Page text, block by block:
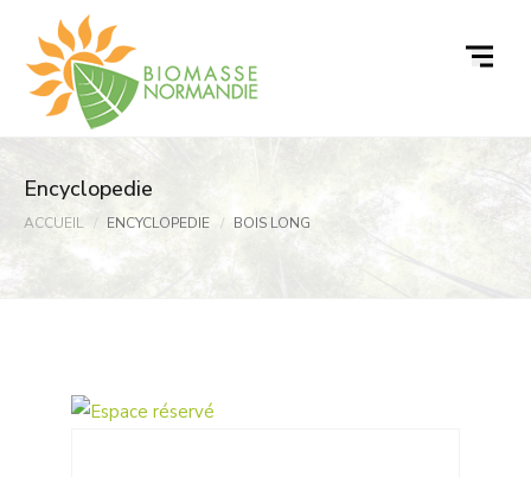
contenu
Encyclopedie
ACCUEIL ENCYCLOPEDIE BOIS LONG